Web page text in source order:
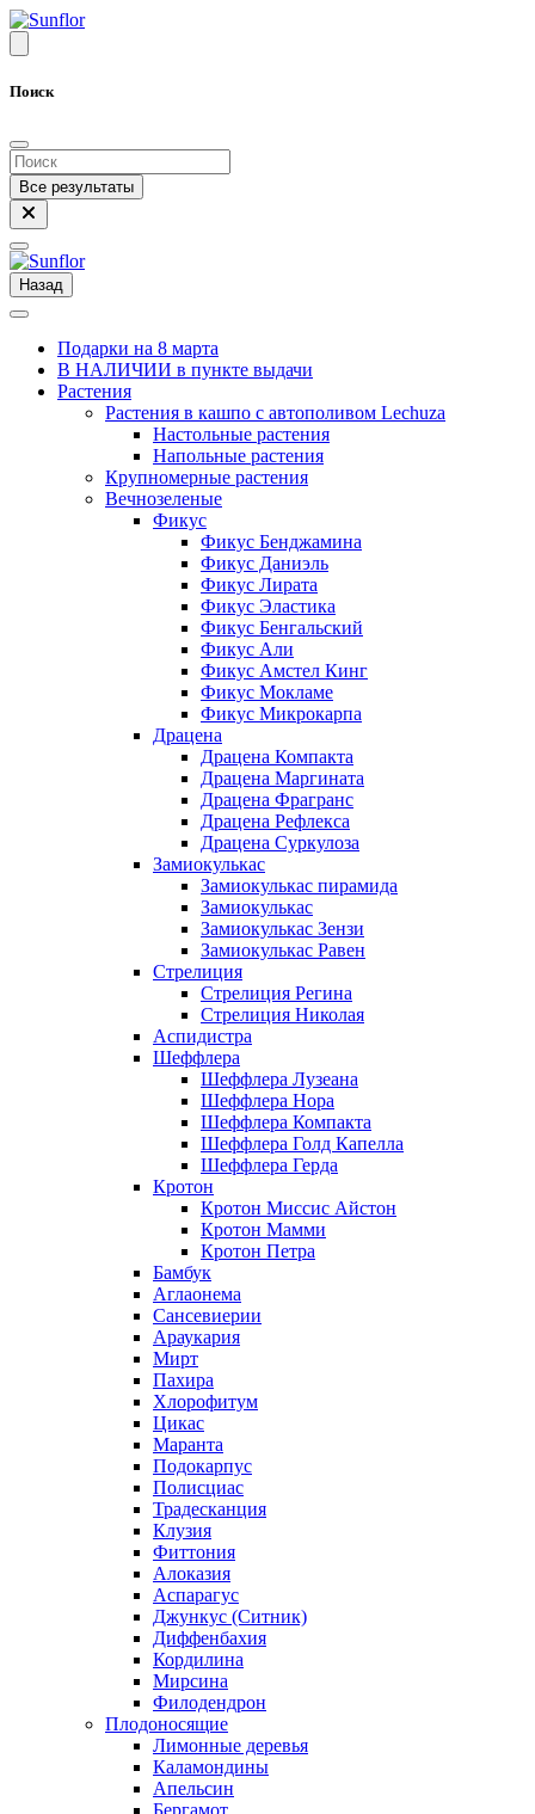
Поиск
Все результаты
Назад
Подарки на 8 марта
В НАЛИЧИИ в пункте выдачи
Растения
Растения в кашпо с автополивом Lechuza
Настольные растения
Напольные растения
Крупномерные растения
Вечнозеленые
Фикус
Фикус Бенджамина
Фикус Даниэль
Фикус Лирата
Фикус Эластика
Фикус Бенгальский
Фикус Али
Фикус Амстел Кинг
Фикус Мокламе
Фикус Микрокарпа
Драцена
Драцена Компакта
Драцена Маргината
Драцена Фрагранс
Драцена Рефлекса
Драцена Суркулоза
Замиокулькас
Замиокулькас пирамида
Замиокулькас
Замиокулькас Зензи
Замиокулькас Равен
Стрелиция
Стрелиция Регина
Стрелиция Николая
Аспидистра
Шеффлера
Шеффлера Лузеана
Шеффлера Нора
Шеффлера Компакта
Шеффлера Голд Капелла
Шеффлера Герда
Кротон
Кротон Миссис Айстон
Кротон Мамми
Кротон Петра
Бамбук
Аглаонема
Сансевиерии
Араукария
Мирт
Пахира
Хлорофитум
Цикас
Маранта
Подокарпус
Полисциас
Традесканция
Клузия
Фиттония
Алоказия
Аспарагус
Джункус (Ситник)
Диффенбахия
Кордилина
Мирсина
Филодендрон
Плодоносящие
Лимонные деревья
Каламондины
Апельсин